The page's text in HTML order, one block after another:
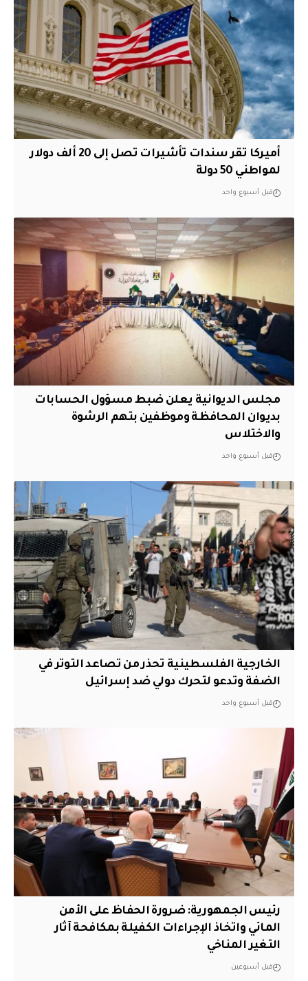
أميركا تقر سندات تأشيرات تصل إلى 20 ألف دولار
لمواطني 50 دولة
قبل أسبوع واحد
مجلس الديوانية يعلن ضبط مسؤول الحسابات
بديوان المحافظة وموظفين بتهم الرشوة
والاختلاس
قبل أسبوع واحد
الخارجية الفلسطينية تحذر من تصاعد التوتر في
الضفة وتدعو لتحرك دولي ضد إسرائيل
قبل أسبوع واحد
رئيس الجمهورية: ضرورة الحفاظ على الأمن
المائي واتخاذ الإجراءات الكفيلة بمكافحة آثار
التغير المناخي
قبل أسبوعين